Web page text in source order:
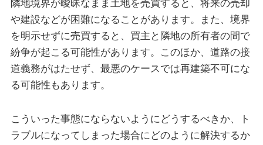
隣地境界が曖昧なまま土地を売買すると、将来の売却
や建設などが困難になることがあります。また、境界
を明示せずに売買すると、買主と隣地の所有者の間で
紛争が起こる可能性があります。このほか、道路の接
道義務がはたせず、最悪のケースでは再建築不可にな
る可能性もあります。
こういった事態にならないようにどうするべきか、ト
ラブルになってしまった場合にどのように解決するか